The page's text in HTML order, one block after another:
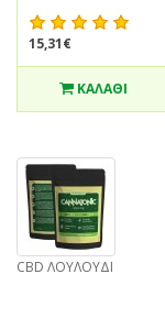
15,31€
ΚΑΛΆΘΙ
CBD ΛΟΥΛΟΥΔΙ